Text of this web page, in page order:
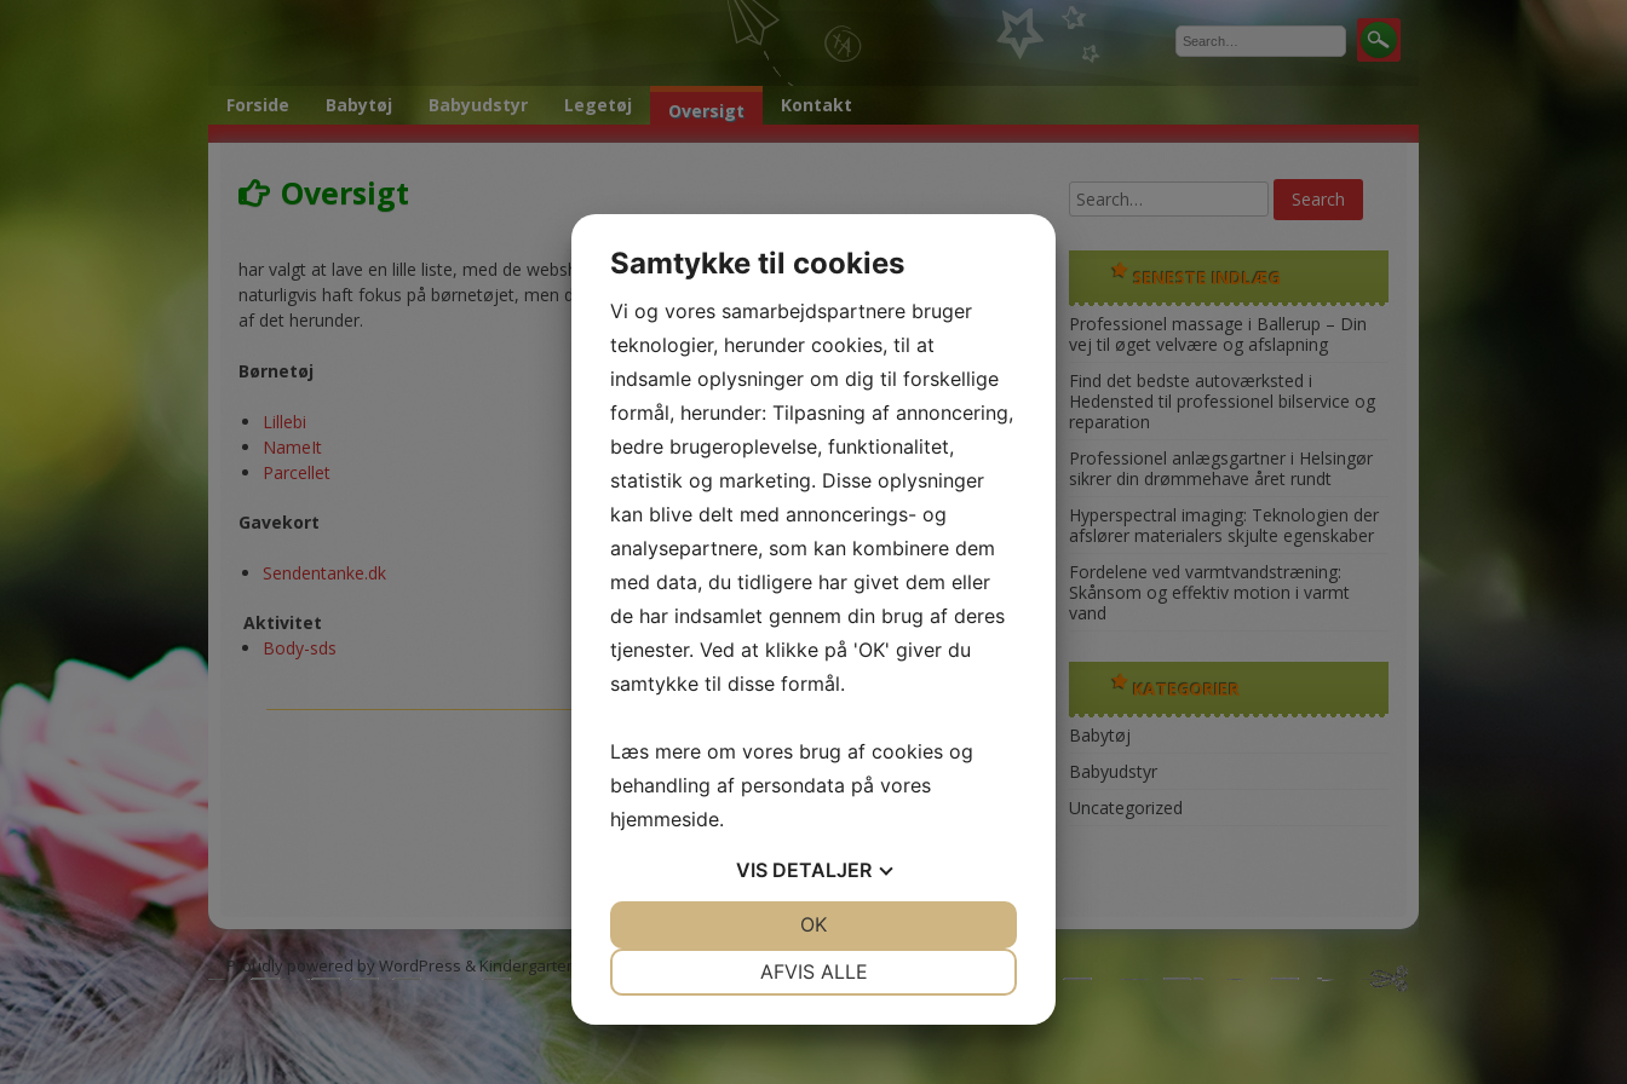
Forside
Babytøj Babyudstyr Legetøj Oversigt Kontakt
Oversigt
har valgt at lave en lille liste, med de webshops, som vi finder rigtig interessante i Danmark. Vi har
naturligvis haft fokus på børnetøjet, men da vi også elsker tøj til os selv, finder du naturligvis også lidt
af det herunder.
Børnetøj
Lillebi
NameIt
Parcellet
Gavekort
Sendentanke.dk
Aktivitet
Body-sds
SENESTE INDLÆG
Professionel massage i Ballerup – Din
vej til øget velvære og afslapning
Find det bedste autoværksted i
Hedensted til professionel bilservice og
reparation
Professionel anlægsgartner i Helsingør
sikrer din drømmehave året rundt
Hyperspectral imaging: Teknologien der
afslører materialers skjulte egenskaber
Fordelene ved varmtvandstræning:
Skånsom og effektiv motion i varmt
vand
KATEGORIER
Babytøj
Babyudstyr
Uncategorized
Proudly powered by WordPress &Kindergarten WordPress Theme by Dinozoom.
Samtykke til cookies
Vi og vores samarbejdspartnere bruger
teknologier, herunder cookies, til at
indsamle oplysninger om dig til forskellige
formål, herunder: Tilpasning af annoncering,
bedre brugeroplevelse, funktionalitet,
statistik og marketing. Disse oplysninger
kan blive delt med annoncerings- og
analysepartnere, som kan kombinere dem
med data, du tidligere har givet dem eller
de har indsamlet gennem din brug af deres
tjenester. Ved at klikke på 'OK' giver du
samtykke til disse formål.
Læs mere om vores brug af cookies og
behandling af persondata på vores
hjemmeside.
VIS DETALJER
AFVIS ALLE
OK